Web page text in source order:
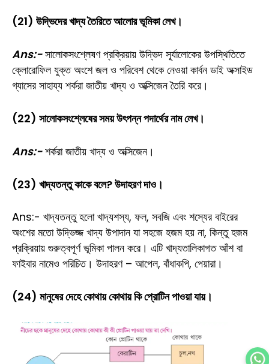
(21) উদ্ভিদের খাদ্য তৈরিতে আলোর ভূমিকা লেখ।
Ans:-সালোকসংশ্লেষণ প্রক্রিয়ায় উদ্ভিদ সূর্যালোকের উপস্থিতিতে
ক্লোরোফিল যুক্ত অংশে জল ও পরিবেশ থেকে নেওয়া কার্বন ডাই অক্সাইড
গ্যাসের সাহায্য শর্করা জাতীয় খাদ্য ও অক্সিজেন তৈরি করে।
(22) সালোকসংশ্লেষের সময় উৎপন্ন পদার্থের নাম লেখ।
Ans:-শর্করা জাতীয় খাদ্য ও অক্সিজেন।
(23) খাদ্যতন্তু কাকে বলে? উদাহরণ দাও।
Ans:- খাদ্যতন্তু হলো খাদ্যশস্য, ফল, সবজি এবং শস্যের বাইরের
অংশের মতো উদ্ভিজ্জ খাদ্য উপাদান যা সহজে হজম হয় না, কিন্তু হজম
প্রক্রিয়ায় গুরুত্বপূর্ণ ভূমিকা পালন করে। এটি খাদ্যতালিকাগত আঁশ বা
ফাইবার নামেও পরিচিত। উদাহরণ – আপেল, বাঁধাকপি, পেয়ারা।
(24) মানুষের দেহে কোথায় কোথায় কি প্রোটিন পাওয়া যায়।